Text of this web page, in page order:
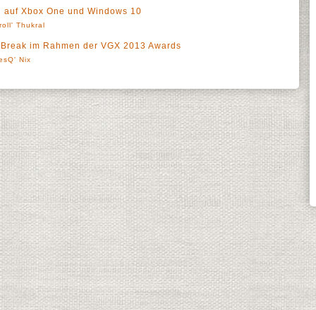
Xbox One und Windows 10
Thukral
im Rahmen der VGX 2013 Awards
Nix